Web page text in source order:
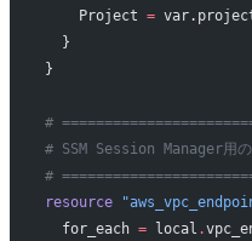
    Project
=
  }
}
#
# SSM Session Manager用の
#
resource
  for_each
= local .